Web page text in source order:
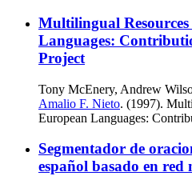
Multilingual
Languages:
Project
Tony McEnery, Andrew
Amalio F. Nieto. (1997).
European Languages:
Segmentador de
español basado en red